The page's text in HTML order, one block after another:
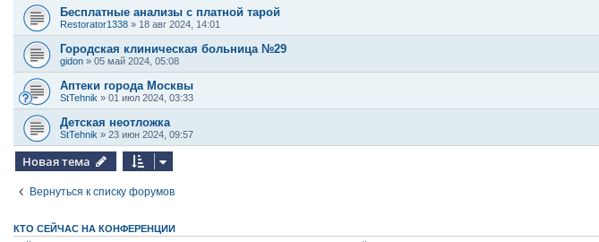
Бесплатные анализы с платной тарой
Restorator1338 » 18 авг 2024, 14:01
Городская клиническая больница №29
gidon » 05 май 2024, 05:08
Аптеки города Москвы
StTehnik » 01 июл 2024, 03:33
Детская неотложка
StTehnik » 23 июн 2024, 09:57
Новая тема
Вернуться к списку форумов
КТО СЕЙЧАС НА КОНФЕРЕНЦИИ